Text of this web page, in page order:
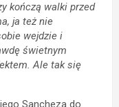
kończą walki przed
ja też nie
wejdzie i
świetnym
Ale tak się
Sancheza do